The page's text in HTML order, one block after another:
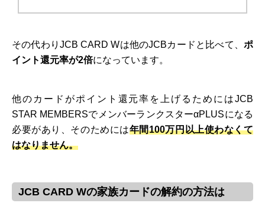
その代わりJCB CARD Wは他のJCBカードと比べて、 ポ
イント還元率が2倍になっています。
他のカードがポイント還元率を上げるためにはJCB
STAR MEMBERSでメンバーランクスターαPLUSになる
必要があり、そのためには年間100万円以上使わなくて
はなりません。
JCB CARD Wの家族カードの解約の方法は